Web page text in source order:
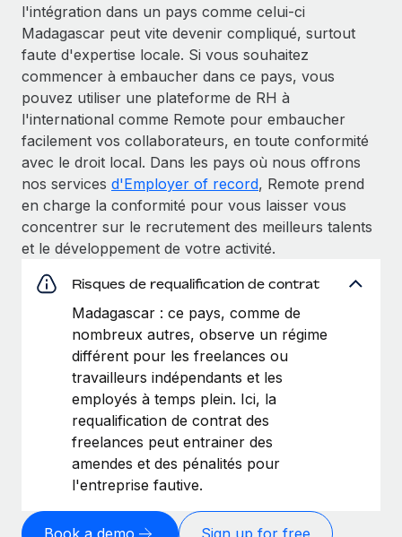
l'intégration dans un pays comme celui-ci
Madagascar peut vite devenir compliqué, surtout
faute d'expertise locale. Si vous souhaitez
commencer à embaucher dans ce pays, vous
pouvez utiliser une plateforme de RH à
l'international comme Remote pour embaucher
facilement vos collaborateurs, en toute conformité
avec le droit local. Dans les pays où nous offrons
nos services d'Employer of record, Remote prend
en charge la conformité pour vous laisser vous
concentrer sur le recrutement des meilleurs talents
et le développement de votre activité.
Risques de requalification de contrat
Madagascar : ce pays, comme de
nombreux autres, observe un régime
différent pour les freelances ou
travailleurs indépendants et les
employés à temps plein. Ici, la
requalification de contrat des
freelances peut entrainer des
amendes et des pénalités pour
l'entreprise fautive.